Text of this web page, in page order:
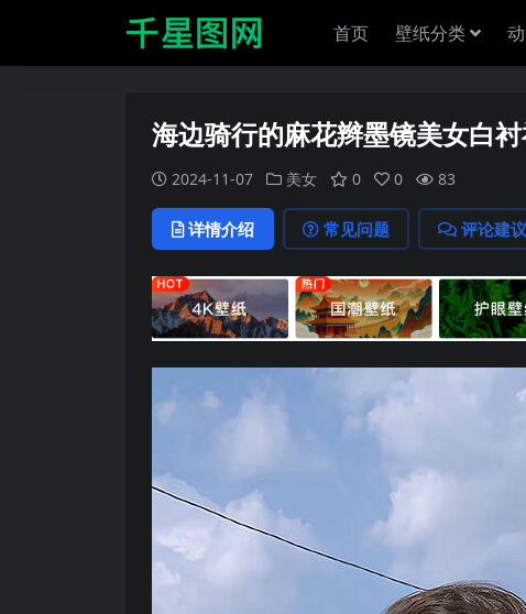
首页 壁纸分类
海边骑行的麻花辫墨镜美女白
2024-11-07 美女 0 0 83
详情介绍 常见问题 评论建议